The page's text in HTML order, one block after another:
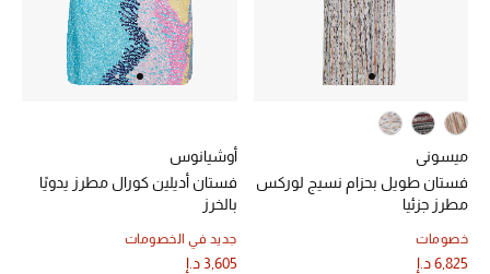
مستلزمات المنزل
جديد لدينا
نسوقوا أحدث ما وصلنا
ميسوني
فستان طويل بحزام نسيج لوركس
مطرز جزئيا
خصومات
6,825 د.إ
أوشيانوس
فستان أديلين كورال مطرز يدويًا
بالخرز
جديد في الخصومات
3,605 د.إ